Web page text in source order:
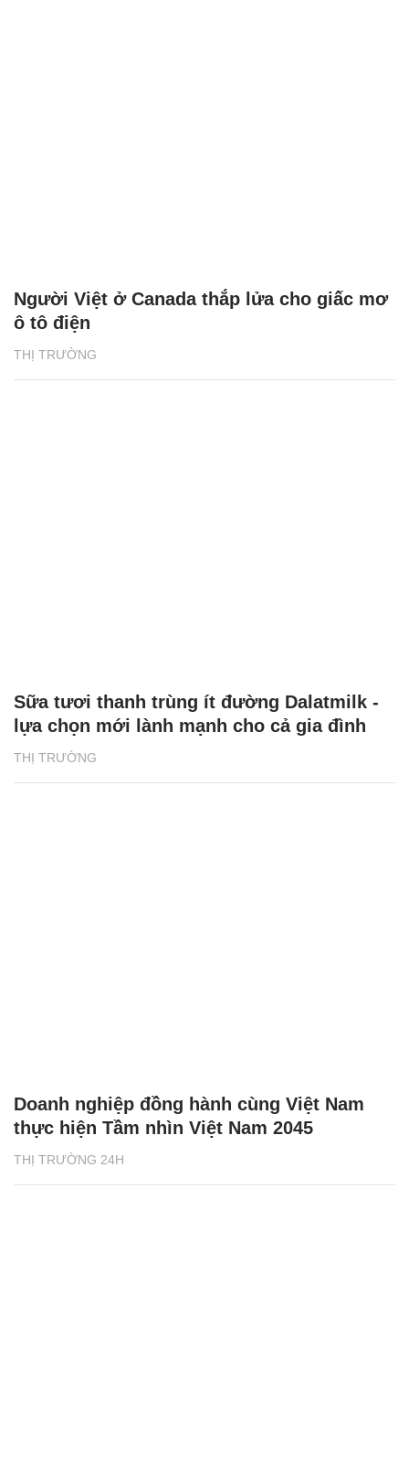
THỊ TRƯỜNG
Người Việt ở Canada thắp lửa cho giấc mơ
ô tô điện
THỊ TRƯỜNG
Sữa tươi thanh trùng ít đường Dalatmilk -
lựa chọn mới lành mạnh cho cả gia đình
THỊ TRƯỜNG 24H
Doanh nghiệp đồng hành cùng Việt Nam
thực hiện Tầm nhìn Việt Nam 2045